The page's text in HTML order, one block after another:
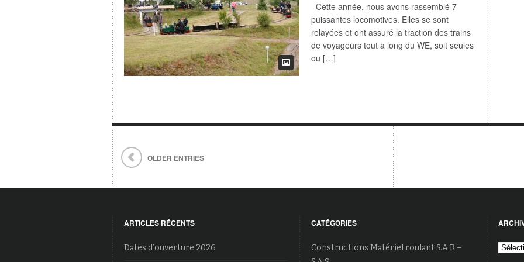
OUVERTES
DU
1ER
ET
2
JUILLET
Cette année, nous avons rassemblé 7
puissantes locomotives. Elles se sont
relayées et ont assuré la traction des trains
de voyageurs tout a long du WE, soit seules
ou […]
OLDER ENTRIES
ARTICLES RÉCENTS
Dates d’ouverture 2026
CATÉGORIES
Constructions Matériel roulant S.A.R –